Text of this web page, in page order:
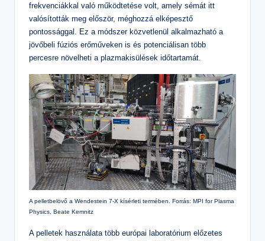
frekvenciákkal való működtetése volt, amely sémát itt
valósították meg először, méghozzá elképesztő
pontossággal. Ez a módszer közvetlenül alkalmazható a
jövőbeli fúziós erőműveken is és potenciálisan több
percesre növelheti a plazmakisülések időtartamát.
A pelletbelövő a Wendestein 7-X kísérleti termében. Forrás: MPI for Plasma
Physics, Beate Kemnitz
A pelletek használata több európai laboratórium előzetes